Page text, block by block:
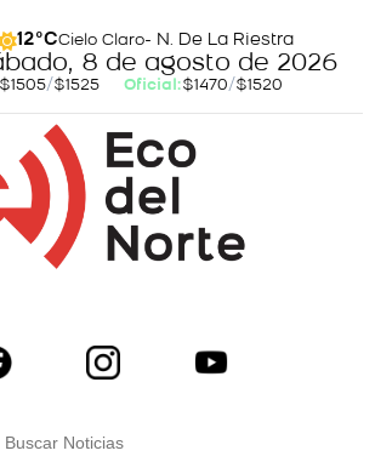
12°CCielo Claro- N. De La Riestra
8 de agosto de 2026
$1505/$1525 Oficial:$1470/$1520